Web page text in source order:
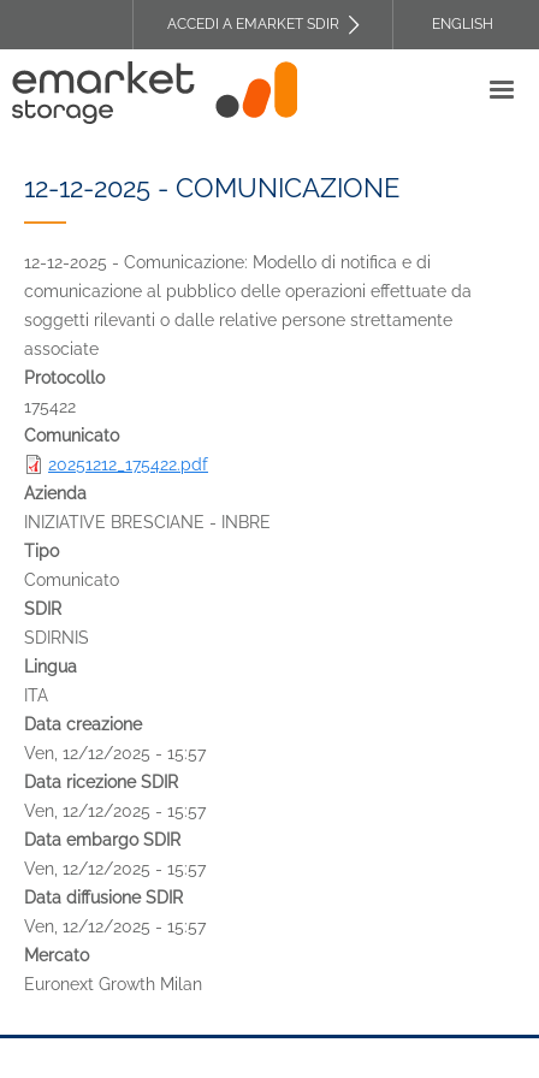
contenuto
principale
TOP
HEADER
ACCEDI A EMARKET SDIR ENGLISH
12-12-2025 - COMUNICAZIONE
12-12-2025 - Comunicazione: Modello di notifica e di
comunicazione al pubblico delle operazioni effettuate da
soggetti rilevanti o dalle relative persone strettamente
associate
Protocollo
175422
Comunicato
20251212_175422.pdf
Azienda
INIZIATIVE BRESCIANE - INBRE
Tipo
Comunicato
SDIR
SDIRNIS
Lingua
ITA
Data creazione
Ven, 12/12/2025 - 15:57
Data ricezione SDIR
Ven, 12/12/2025 - 15:57
Data embargo SDIR
Ven, 12/12/2025 - 15:57
Data diffusione SDIR
Ven, 12/12/2025 - 15:57
Mercato
Euronext Growth Milan